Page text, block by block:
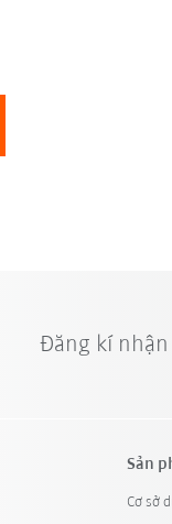
Đăng kí
Sản
Cơ sở